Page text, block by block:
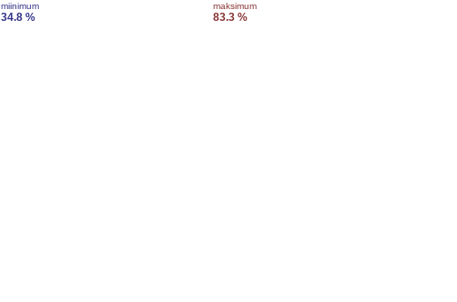
miinimum
34.8 %
maksimum
83.3 %